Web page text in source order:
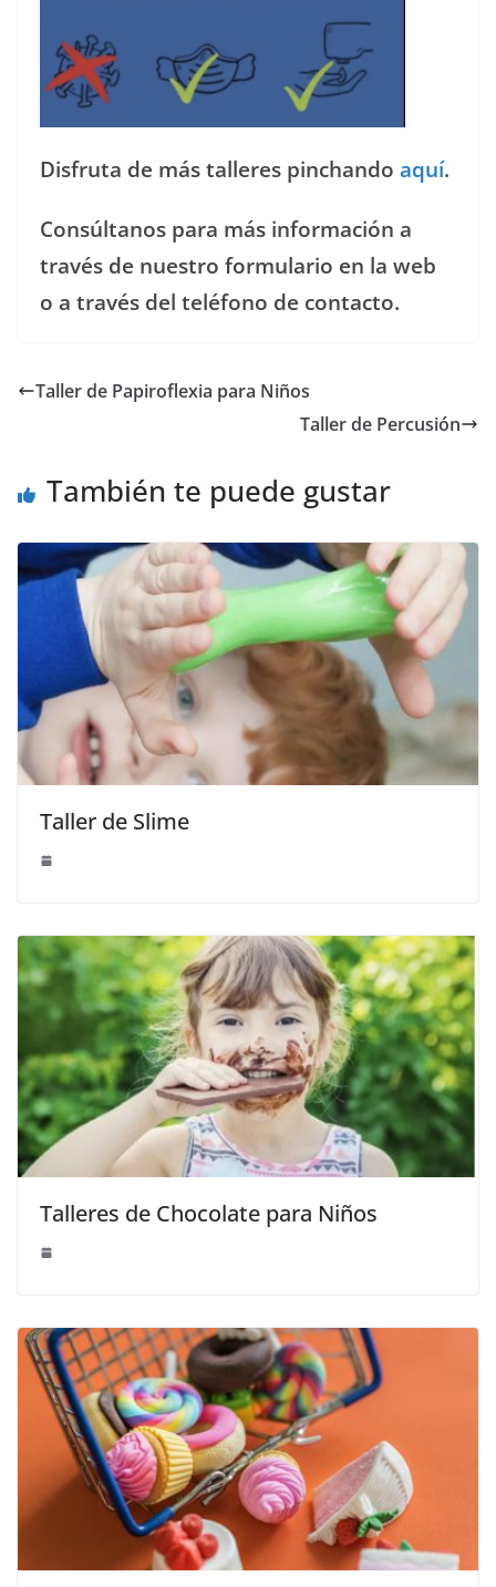
Disfruta de más talleres pinchando aquí.
Consúltanos para más información a
través de nuestro formulario en la web
o a través del teléfono de contacto.
Taller de Papiroflexia para Niños
Taller de Percusión
También te puede gustar
Taller de Slime
Talleres de Chocolate para Niños